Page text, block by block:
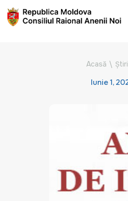
Acasă \ Știri
Iunie 1,